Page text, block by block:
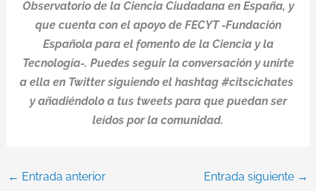
Observatorio de la Ciencia Ciudadana en España, y
que cuenta con el apoyo de FECYT -Fundación
Española para el fomento de la Ciencia y la
Tecnología-. Puedes seguir la conversación y unirte
a ella en Twitter siguiendo el hashtag #citscichates
y añadiéndolo a tus tweets para que puedan ser
leídos por la comunidad.
← Entrada anterior Entrada siguiente →